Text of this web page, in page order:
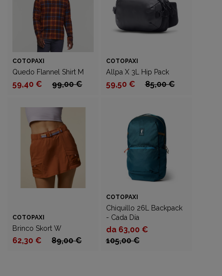
COTOPAXI
Quedo Flannel Shirt M
59,40 € 99,00 €
COTOPAXI
Allpa X 3L Hip Pack
59,50 € 85,00 €
COTOPAXI
Brinco Skort W
62,30 € 89,00 €
COTOPAXI
Chiquillo 26L Backpack
- Cada Día
da 63,00 €
105,00 €